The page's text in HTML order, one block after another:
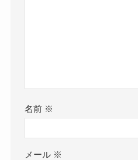
名前 ※
メール ※